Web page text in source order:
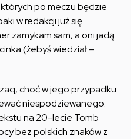
po meczu będzie
w redakcji już się
zamykam sam, a oni jadą
(żebyś wiedział –
choć w jego przypadku
niespodziewanego.
na 20-lecie Tomb
bez polskich znaków z